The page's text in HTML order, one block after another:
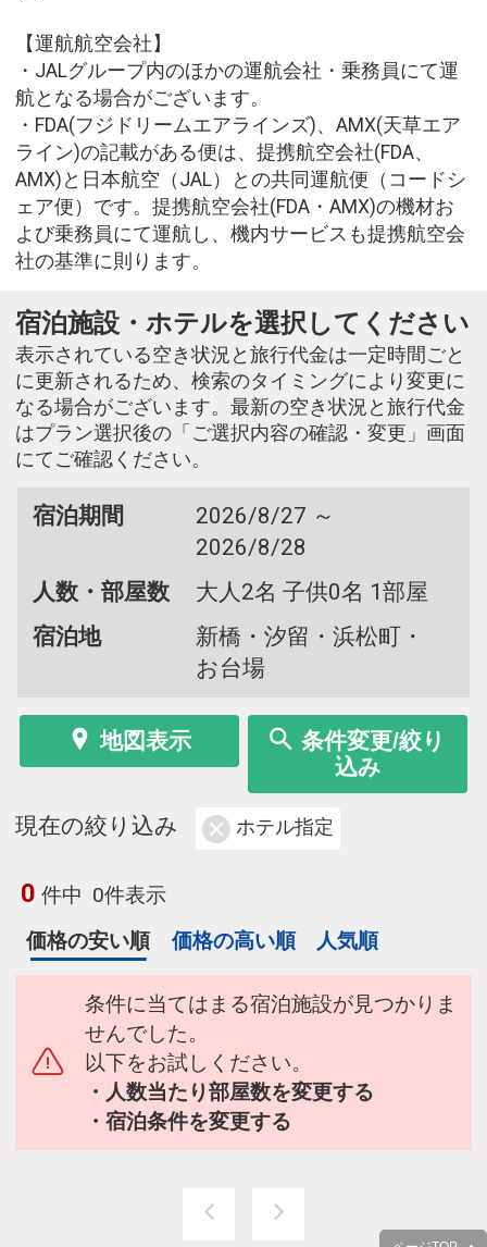
【運航航空会社】
・JALグループ内のほかの運航会社・乗務員にて運
航となる場合がございます。
・FDA(フジドリームエアラインズ)、AMX(天草エア
ライン)の記載がある便は、提携航空会社(FDA、
AMX)と日本航空（JAL）との共同運航便（コードシ
ェア便）です。提携航空会社(FDA・AMX)の機材お
よび乗務員にて運航し、機内サービスも提携航空会
社の基準に則ります。
宿泊施設・ホテルを選択してください
表示されている空き状況と旅行代金は一定時間ごと
に更新されるため、検索のタイミングにより変更に
なる場合がございます。最新の空き状況と旅行代金
はプラン選択後の「ご選択内容の確認・変更」画面
にてご確認ください。
宿泊期間
2026/8/27 ～
2026/8/28
人数・部屋数
大人2名 子供0名 1部屋
宿泊地
新橋・汐留・浜松町・
お台場
地図表示
条件変更/絞り
込み
現在の絞り込み ホテル指定
0 件中 0件表示
価格の安い順
価格の高い順 人気順
条件に当てはまる宿泊施設が見つかりま
せんでした。
以下をお試しください。
・人数当たり部屋数を変更する
・宿泊条件を変更する